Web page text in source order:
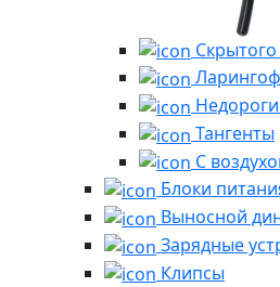
Тангенты
С
Блоки
Выносной
Зарядные
Клипсы